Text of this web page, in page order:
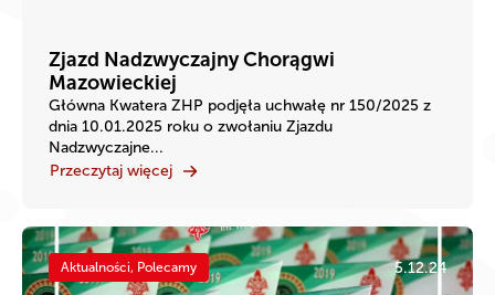
Zjazd Nadzwyczajny Chorągwi
Mazowieckiej
Główna Kwatera ZHP podjęła uchwałę nr 150/2025 z
dnia 10.01.2025 roku o zwołaniu Zjazdu
Nadzwyczajne...
Przeczytaj więcej
Aktualności, Polecamy 5.12.24